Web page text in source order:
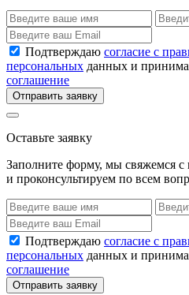
Подтверждаю согласие с
персональных данных и
соглашение
Отправить заявку
Оставьте заявку
Заполните форму, мы свяжемся с
и проконсультируем по всем
Подтверждаю согласие с
персональных данных и
соглашение
Отправить заявку